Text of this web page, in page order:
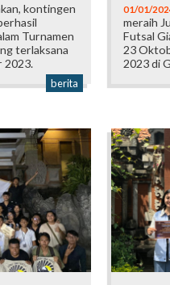
kontingen
Turnamen
terlaksana
2023.
berita
01/01/
meraih
Futsal
23
2023 di